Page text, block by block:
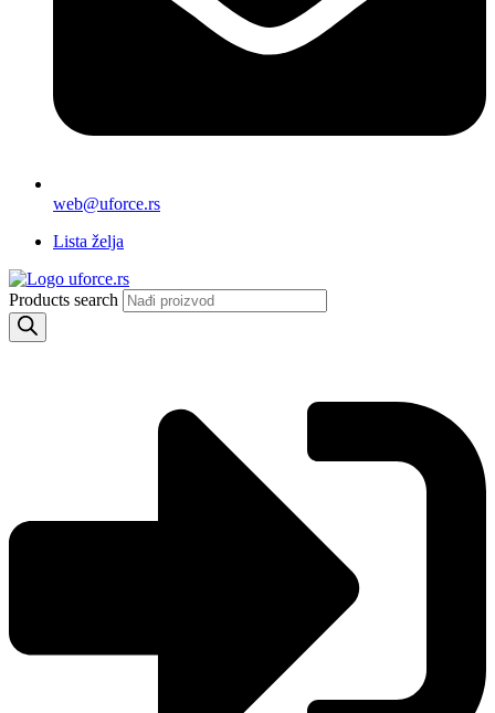
web@uforce.rs
Lista želja
Products search